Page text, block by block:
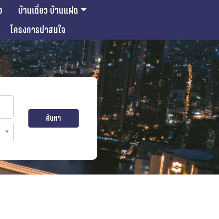
บ้านเดี่ยว บ้านแฝด
โครงการน่าสนใจ
ค้นหา